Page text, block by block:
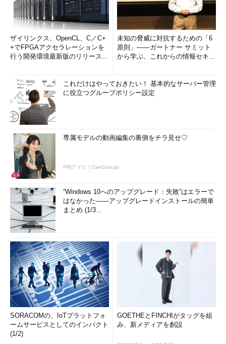
ザイリンクス、OpenCL、C／C+
+でFPGAアクセラレーションを
行う開発環境最新版のリリースを
未知の脅威に対抗するための「6
原則」――ガートナー サミット
から学ぶ、これからの情報セキュ
これだけはやっておきたい！ 基本的なサーバー管理
に役立つグループポリシー設定
専属モデルの動画編集の裏側をチラ見せ♡
PR(アドビ｜CanCam.jp)
“Windows 10へのアップグレード：失敗”はエラーで
はなかった――アップグレードインストールの簡単
まとめ (1/3...
SORACOMの、IoTプラットフォ
ームサービスとしてのインパクト
(1/2)
GOETHEとFINCHIがタッグを組
み、新メディアを創設